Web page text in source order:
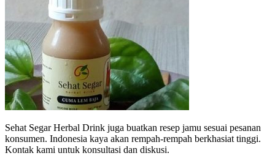
Sehat Segar Herbal Drink juga buatkan resep jamu sesuai pesanan
konsumen. Indonesia kaya akan rempah-rempah berkhasiat tinggi.
Kontak kami untuk konsultasi dan diskusi.